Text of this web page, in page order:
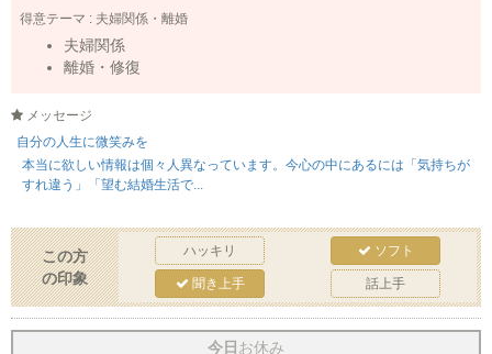
得意テーマ : 夫婦関係・離婚
夫婦関係
離婚・修復
メッセージ
自分の人生に微笑みを
本当に欲しい情報は個々人異なっています。今心の中にあるには「気持ちが
すれ違う」「望む結婚生活で...
この方
の印象
ハッキリ ソフト
聞き上手 話上手
今日 お休み